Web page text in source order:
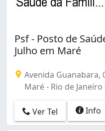
Madureira (1)
Manguinhos (2)
Maracanã (2)
Méier (1)
Olaria (2)
Paciência (5)
Padre Miguel (5)
Paquetá (1)
Psf - Posto de
Julho em Maré
Avenida Guanabara,
Maré - Rio de Janeiro
Ver Tel Info